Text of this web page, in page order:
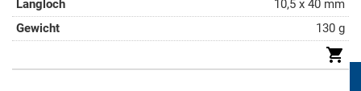
10,5 x 40 mm
130 g